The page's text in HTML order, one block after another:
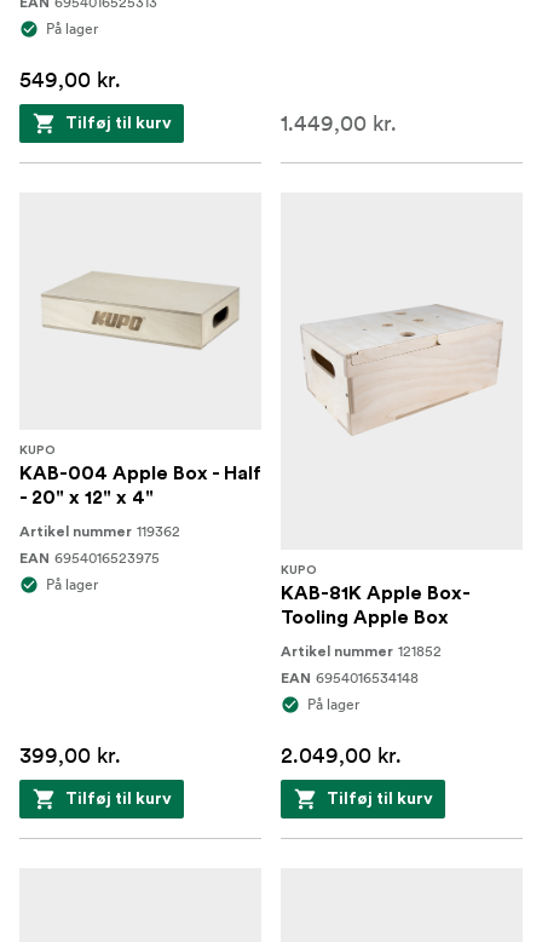
På lager
549,00 kr.
Tilføj til kurv 1.449,00 kr.
KUPO
KAB-004 Apple Box - Half
- 20" x 12" x 4"
Artikel nummer 119362
EAN 6954016523975
På lager
399,00 kr.
Tilføj til kurv
KUPO
KAB-81K Apple Box-
Tooling Apple Box
Artikel nummer 121852
EAN 6954016534148
På lager
2.049,00 kr.
Tilføj til kurv